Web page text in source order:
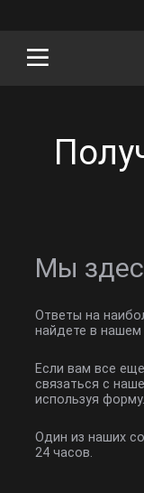
Мы
Ответы на
найдете в нашем
Если вам все
связаться с
используя форму.
Один из наших
24 часов.